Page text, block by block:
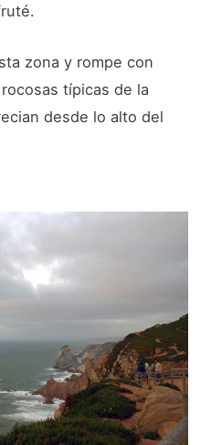
zona y rompe con
típicas de la
desde lo alto del